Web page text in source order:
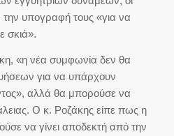
υπογραφή τους «για να
σκιά».
«η νέα συμφωνία δεν θα
για να υπάρχουν
αλλά θα μπορούσε να
Ο κ. Ροζάκης είπε πως η
να γίνει αποδεκτή από την